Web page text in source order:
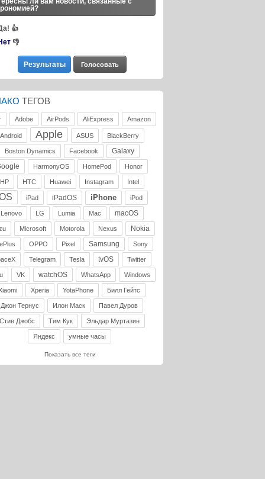
👍
👎
ТЕГОВ
Adobe AirPods AliExpress Amazon
Android Apple ASUS BlackBerry
Boston Dynamics Facebook
Galaxy
HarmonyOS HomePod Honor
HP HTC Huawei Instagram Intel
iPad iPadOS iPhone iPod
Lenovo LG Lumia Mac macOS
Microsoft Motorola Nexus Nokia
OPPO Pixel Samsung Sony
Telegram Tesla tvOS Twitter
VK watchOS WhatsApp Windows
Xperia YotaPhone Билл Гейтс
Джон Тернус Илон Маск Павел Дуров
Джобс Тим Кук Эльдар Муртазин
Яндекс умные часы
Показать все теги